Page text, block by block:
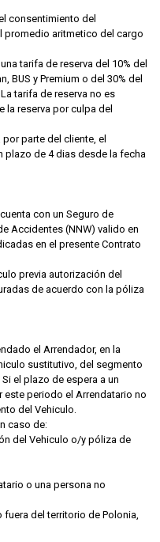
consentimiento del
promedio aritmetico del cargo
tarifa de reserva del 10% del
BUS y Premium o del 30% del
tarifa de reserva no es
la reserva por culpa del
parte del cliente, el
plazo de 4 dias desde la fecha
con un Seguro de
Accidentes (NNW) valido en
en el presente Contrato
previa autorización del
de acuerdo con la póliza
el Arrendador, en la
sustitutivo, del segmento
el plazo de espera a un
este periodo el Arrendatario no
del Vehiculo.
caso de:
del Vehiculo o/y póliza de
o una persona no
del territorio de Polonia,